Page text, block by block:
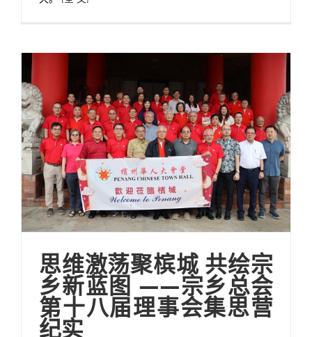
思维激荡聚槟城 共绘宗
乡新蓝图 ——宗乡总会
第十八届理事会集思营
纪实